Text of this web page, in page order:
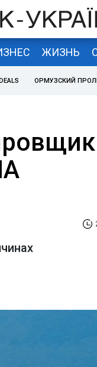
ЖИЗНЬ
ОРМУЗСКИЙ